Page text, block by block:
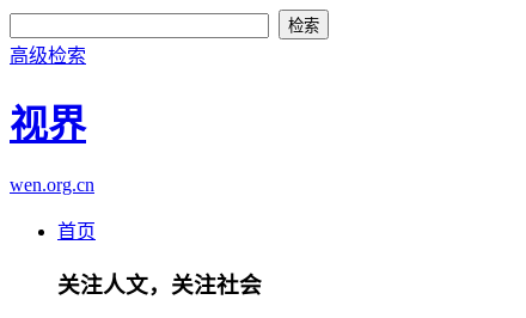
高级检索
视界
wen.org.cn
首页
关注人文，关注社会